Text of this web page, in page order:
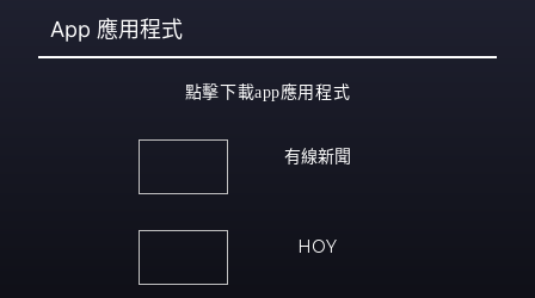
App 應用程式
點擊下載app應用程式
有線新聞
HOY